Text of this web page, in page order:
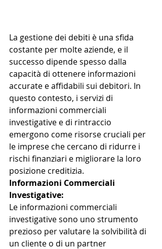
La gestione dei debiti è una sfida
costante per molte aziende, e il
successo dipende spesso dalla
capacità di ottenere informazioni
accurate e affidabili sui debitori. In
questo contesto, i servizi di
informazioni commerciali
investigative e di rintraccio
emergono come risorse cruciali per
le imprese che cercano di ridurre i
rischi finanziari e migliorare la loro
posizione creditizia.
Informazioni Commerciali
Investigative:
Le informazioni commerciali
investigative sono uno strumento
prezioso per valutare la solvibilità di
un cliente o di un partner